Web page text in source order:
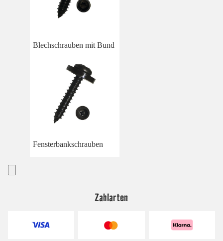
Blechschrauben mit Bund
Fensterbankschrauben
Zahlarten